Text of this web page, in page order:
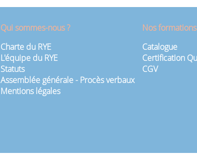
Qui sommes-nous ?
Charte du RYE
L'équipe du RYE
Statuts
Assemblée générale - Procès verbaux
Mentions légales
Nos formations
Catalogue
Certification
CGV